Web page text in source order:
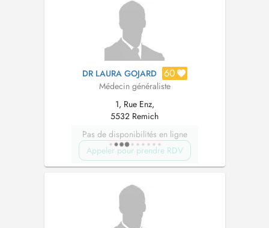
DR LAURA GOJARD 60
Médecin généraliste
1, Rue Enz,
5532 Remich
Pas de disponibilités en ligne
Appeler pour prendre RDV